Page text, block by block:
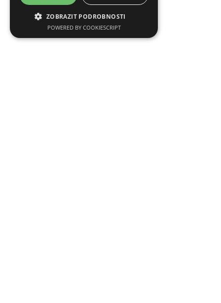
ZOBRAZIT PODROBNOSTI
POWERED BY COOKIESCRIPT